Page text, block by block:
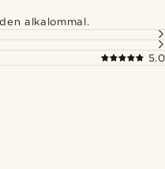
alkalommal.
5.0